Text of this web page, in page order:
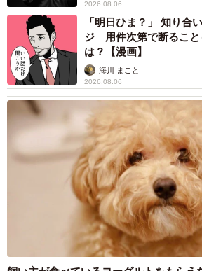
Mさんは、えのんさんを存分に甘えさ
という。
「譲渡会当日、保護主さんがいつもは
ののぼりを立てるなど、いくつもの偶
でも欠けていたら私とえのんさんは
う。強いご縁というか、会うべくし
のんさんもそれを感じてくれて、心
と思います」
Mさんは、「先代猫たちにしてあげら
全てえのんさんにしてあげたい、逆に
て後悔したことはえのんさんにはしな
まいどなニュース情報部
2026.08.06
83歳父が骨折で入院 ３
りに退屈で「画用紙と
スケッチブックを見た家
ますよ…」
中将 タカノリ
2026.08.06
1歳息子が腕を亜脱臼
のに」と夫の後輩から
応し必死だった 何年も
出し…山岡 もと子
2026.08.06